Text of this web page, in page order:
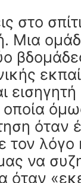
στο
Μια
όταν
λόγο
να
όταν